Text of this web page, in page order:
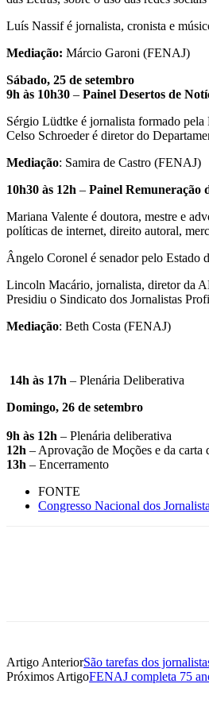
Luís Nassif é jornalista, cronista e
Mediação: Márcio Garoni (FENAJ)
Sábado, 25 de setembro
9h às 10h30 – Painel Desertos de
Sérgio Lüdtke é jornalista formado
Celso Schroeder é diretor do
Mediação: Samira de Castro (FENAJ)
10h30 às 12h – Painel Remuneração
Mariana Valente é doutora, mestre e
políticas de internet, direito autoral,
Ângelo Coronel é senador pelo Estado
Lincoln Macário, jornalista, diretor da
Presidiu o Sindicato dos Jornalistas
Mediação: Beth Costa (FENAJ)
14h às 17h – Plenária Deliberativa
Domingo, 26 de setembro
9h às 12h – Plenária deliberativa
12h – Aprovação de Moções e da carta
13h – Encerramento
FONTE
Congresso Nacional dos
Artigo AnteriorSão tarefas dos
Próximos ArtigoFENAJ completa 75